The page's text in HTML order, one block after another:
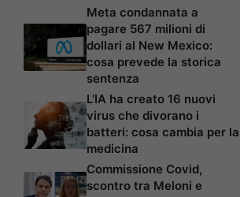
Meta condannata a
pagare 567 milioni di
dollari al New Mexico:
cosa prevede la storica
sentenza
L’IA ha creato 16 nuovi
virus che divorano i
batteri: cosa cambia per la
medicina
Commissione Covid,
scontro tra Meloni e